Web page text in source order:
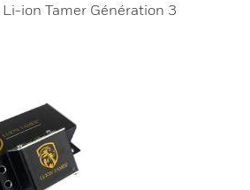
ion Tamer Génération 3